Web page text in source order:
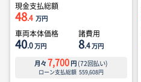
現金支払総額
48.4 万円
車両本体価格
40.0万円
諸費用
8.4万円
月々 7,700 円 (72回払い)
ローン支払総額 559,608円